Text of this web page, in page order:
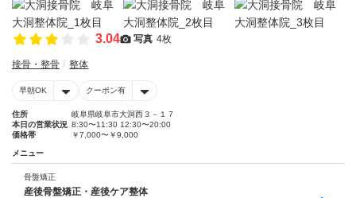
3.04 写真 4枚
接骨・整骨 整体
早朝OK クーポン有
住所
岐阜県岐阜市大洞西３－１７
本日の営業状況 8:30〜11:30 12:30〜20:00
価格帯
￥7,000〜￥9,000
メニュー
骨盤矯正
産後骨盤矯正・産後ケア整体